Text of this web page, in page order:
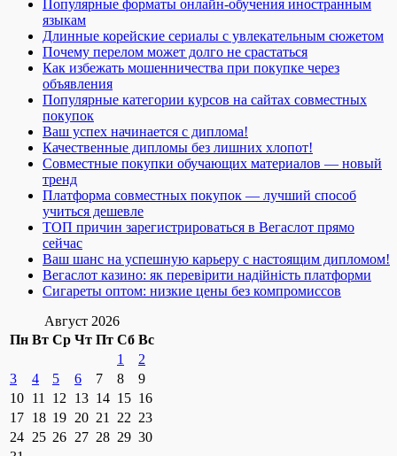
Популярные форматы онлайн-обучения иностранным
языкам
Длинные корейские сериалы с увлекательным сюжетом
Почему перелом может долго не срастаться
Как избежать мошенничества при покупке через
объявления
Популярные категории курсов на сайтах совместных
покупок
Ваш успех начинается с диплома!
Качественные дипломы без лишних хлопот!
Совместные покупки обучающих материалов — новый
тренд
Платформа совместных покупок — лучший способ
учиться дешевле
ТОП причин зарегистрироваться в Вегаслот прямо
сейчас
Ваш шанс на успешную карьеру с настоящим дипломом!
Вегаслот казино: як перевірити надійність платформи
Сигареты оптом: низкие цены без компромиссов
Август 2026
Пн Вт Ср Чт Пт Сб Вс
1
2
3
4 5 6 7 8
9
10 11 12 13 14 15 16
17 18 19 20 21 22 23
24 25 26 27 28 29 30